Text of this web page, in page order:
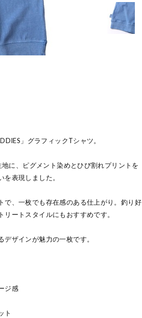
」グラフィックTシャツ。
に、ピグメント染めとひび割れプリントを
表現しました。
で、一枚でも存在感のある仕上がり。釣り好
ートスタイルにもおすすめです。
ザインが魅力の一枚です。
ジ感
ト